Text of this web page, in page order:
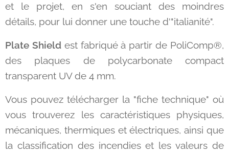
et le projet, en s'en souciant des moindres
détails, pour lui donner une touche d'"italianité".
Plate Shieldest fabriqué à partir de PoliComp®,
des plaques de polycarbonate compact
transparent UV de 4 mm.
Vous pouvez télécharger la "fiche technique" où
vous trouverez les caractéristiques physiques,
mécaniques, thermiques et électriques, ainsi que
la classification des incendies et les valeurs de